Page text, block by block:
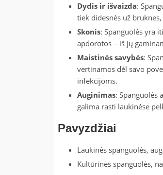
Dydis ir išvaizda:
tiek didesnės už
Skonis: Spanguolės yra
apdorotos – iš jų
Maistinės savybės:
vertinamos dėl savo
infekcijoms.
Auginimas: Spanguolės
galima rasti laukinėse
Pavyzdžiai
Laukinės spanguolės,
Kultūrinės spanguolės,